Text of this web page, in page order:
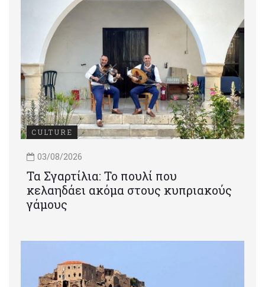
CULTURE
03/08/2026
Τα Σγαρτίλια: Το πουλί που
κελαηδάει ακόμα στους κυπριακούς
γάμους